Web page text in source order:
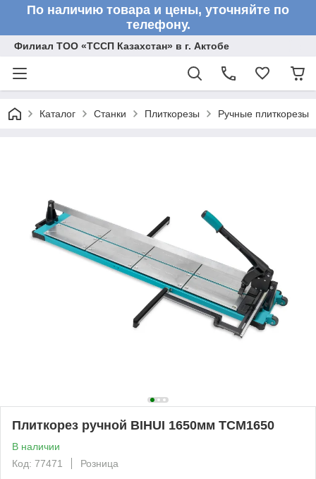
По наличию товара и цены, уточняйте по
телефону.
Филиал ТОО «ТССП Казахстан» в г. Актобе
Каталог Станки Плиткорезы Ручные плиткорезы
Плиткорез ручной BIHUI 1650мм TCM1650
В наличии
Код: 77471
Розница